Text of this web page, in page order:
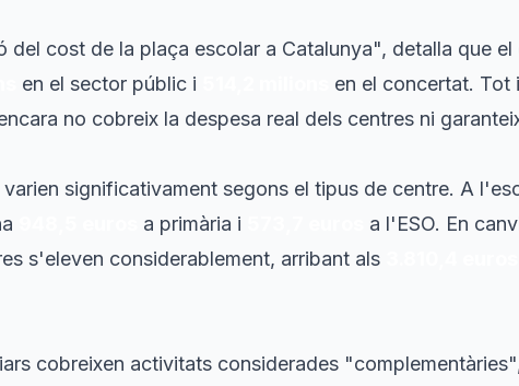
del cost de la plaça escolar a Catalunya", detalla que
en el sector públic i
en el concertat. Tot
no cobreix la despesa real dels centres ni
significativament segons el tipus de centre. A
a primària i
a l'ESO. En
s'eleven considerablement, arribant als
cobreixen activitats considerades